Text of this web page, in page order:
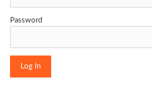
Password